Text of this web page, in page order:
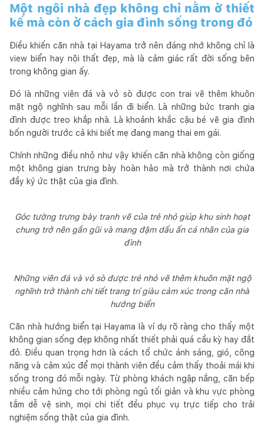
Một ngôi nhà đẹp không chỉ nằm ở thiết
kế mà còn ở cách gia đình sống trong đó
Điều khiến căn nhà tại Hayama trở nên đáng nhớ không chỉ là
view biển hay nội thất đẹp, mà là cảm giác rất đời sống bên
trong không gian ấy.
Đó là những viên đá và vỏ sò được con trai vẽ thêm khuôn
mặt ngộ nghĩnh sau mỗi lần đi biển. Là những bức tranh gia
đình được treo khắp nhà. Là khoảnh khắc cậu bé vẽ gia đình
bốn người trước cả khi biết mẹ đang mang thai em gái.
Chính những điều nhỏ như vậy khiến căn nhà không còn giống
một không gian trưng bày hoàn hảo mà trở thành nơi chứa
đầy ký ức thật của gia đình.
Góc tường trưng bày tranh vẽ của trẻ nhỏ giúp khu sinh hoạt
chung trở nên gần gũi và mang đậm dấu ấn cá nhân của gia
đình
Những viên đá và vỏ sò được trẻ nhỏ vẽ thêm khuôn mặt ngộ
nghĩnh trở thành chi tiết trang trí giàu cảm xúc trong căn nhà
hướng biển
Căn nhà hướng biển tại Hayama là ví dụ rõ ràng cho thấy một
không gian sống đẹp không nhất thiết phải quá cầu kỳ hay đắt
đỏ. Điều quan trọng hơn là cách tổ chức ánh sáng, gió, công
năng và cảm xúc để mọi thành viên đều cảm thấy thoải mái khi
sống trong đó mỗi ngày. Từ phòng khách ngập nắng, căn bếp
nhiều cảm hứng cho tới phòng ngủ tối giản và khu vực phòng
tắm dễ vệ sinh, mọi chi tiết đều phục vụ trực tiếp cho trải
nghiệm sống thật của gia đình.